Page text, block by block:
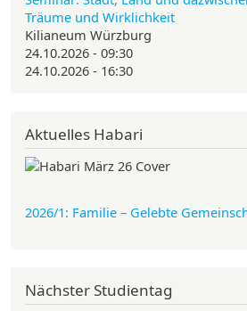
Träume und Wirklichkeit
Kilianeum Würzburg
24.10.2026 - 09:30
24.10.2026 - 16:30
Aktuelles Habari
2026/1: Familie – Gelebte
Nächster Studientag